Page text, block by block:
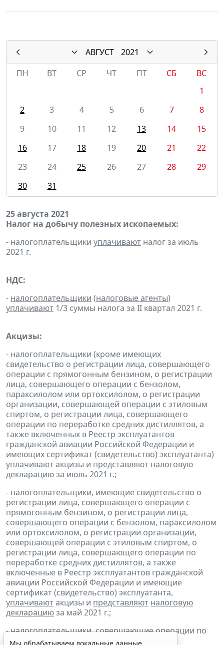
АВГУСТ
2021
ПН
ВТ СР ЧТ ПТ СБ
ВС
1
2
3 4 5 6 7
8
9
10 11 12 13 14
15
16
17 18 19 20 21
22
23
24 25 26 27 28
29
30
31
25 августа 2021
Налог на добычу полезных ископаемых:
- налогоплательщики уплачивают налог за июль
2021 г.
НДС:
- налогоплательщики (налоговые агенты)
уплачивают 1/3 суммы налога за II квартал 2021 г.
Акцизы:
- налогоплательщики (кроме имеющих
свидетельство о регистрации лица, совершающего
операции с прямогонным бензином, о регистрации
лица, совершающего операции с бензолом,
параксилолом или ортоксилолом, о регистрации
организации, совершающей операции с этиловым
спиртом, о регистрации лица, совершающего
операции по переработке средних дистиллятов, а
также включенных в Реестр эксплуатантов
гражданской авиации Российской Федерации и
имеющих сертификат (свидетельство) эксплуатанта)
уплачиваютакцизы и представляют налоговую
декларациюза июль 2021 г.;
- налогоплательщики, имеющие свидетельство о
регистрации лица, совершающего операции с
прямогонным бензином, о регистрации лица,
совершающего операции с бензолом, параксилолом
или ортоксилолом, о регистрации организации,
совершающей операции с этиловым спиртом, о
регистрации лица, совершающего операции по
переработке средних дистиллятов, а также
включенные в Реестр эксплуатантов гражданской
авиации Российской Федерации и имеющие
сертификат (свидетельство) эксплуатанта,
уплачиваютакцизы и представляют налоговую
декларациюза май 2021 г.;
- налогоплательщики, совершающие операции по
реализации бункерного топлива и